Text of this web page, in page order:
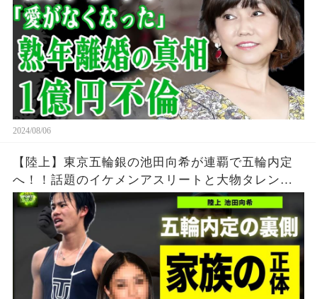
実態に絶句！
2024/08/06
【陸上】東京五輪銀の池田向希が連覇で五輪内定
へ！！話題のイケメンアスリートと大物タレント
の衝撃の関係がやばい！！若ハゲと言われる真相...
家族の正体に一